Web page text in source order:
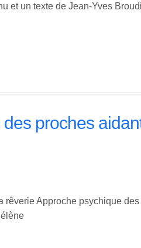
un texte de Jean-Yves
proches
rêverie Approche psychique